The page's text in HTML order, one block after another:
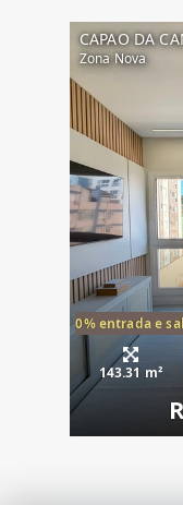
CAPAO DA
Zona Nova
20% entrada e
143.31 m²